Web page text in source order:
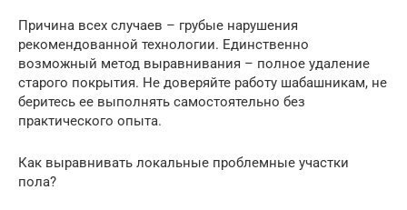
Причина всех случаев – грубые нарушения
рекомендованной технологии. Единственно
возможный метод выравнивания – полное удаление
старого покрытия. Не доверяйте работу шабашникам, не
беритесь ее выполнять самостоятельно без
практического опыта.
Как выравнивать локальные проблемные участки
пола?